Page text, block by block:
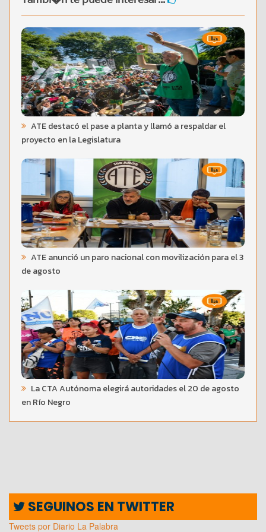
ATE destacó el pase a planta y llamó a respaldar el
proyecto en la Legislatura
ATE anunció un paro nacional con movilización para el 3
de agosto
La CTA Autónoma elegirá autoridades el 20 de agosto
en Río Negro
SEGUINOS EN TWITTER
Tweets por Diario La Palabra